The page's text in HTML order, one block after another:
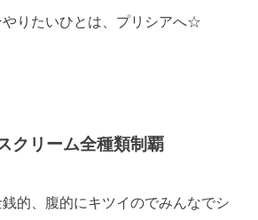
やりたいひとは、プリシアへ☆
クリーム全種類制覇
的、腹的にキツイのでみんなでシ